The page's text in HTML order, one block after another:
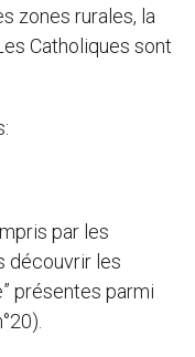
zones rurales, la
Catholiques sont
par les
découvrir les
présentes parmi